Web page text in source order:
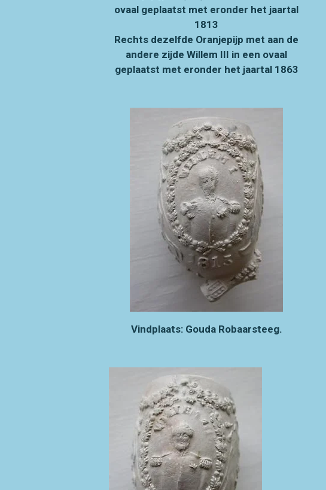
ovaal geplaatst met eronder het jaartal
1813
Rechts dezelfde Oranjepijp met aan de
andere zijde Willem III in een ovaal
geplaatst met eronder het jaartal 1863
Vindplaats: Gouda Robaarsteeg.